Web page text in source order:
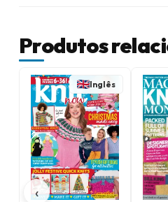
Produtos
‹
Inglês